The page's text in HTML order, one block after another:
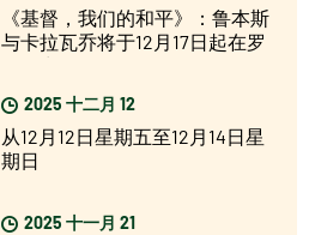
《基督，我们的和平》：鲁本斯
与卡拉瓦乔将于12月17日起在罗
马展出
2025 十二月 12
从12月12日星期五至12月14日星
期日
2025 十一月 21